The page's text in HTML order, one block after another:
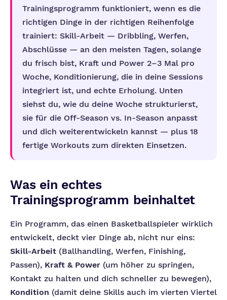
Trainingsprogramm funktioniert, wenn es die
richtigen Dinge in der richtigen Reihenfolge
trainiert: Skill-Arbeit — Dribbling, Werfen,
Abschlüsse — an den meisten Tagen, solange
du frisch bist, Kraft und Power 2–3 Mal pro
Woche, Konditionierung, die in deine Sessions
integriert ist, und echte Erholung. Unten
siehst du, wie du deine Woche strukturierst,
sie für die Off-Season vs. In-Season anpasst
und dich weiterentwickeln kannst — plus 18
fertige Workouts zum direkten Einsetzen.
Was ein echtes
Trainingsprogramm beinhaltet
Ein Programm, das einen Basketballspieler wirklich
entwickelt, deckt vier Dinge ab, nicht nur eins:
Skill-Arbeit (Ballhandling, Werfen, Finishing,
Passen), Kraft & Power (um höher zu springen,
Kontakt zu halten und dich schneller zu bewegen),
Kondition (damit deine Skills auch im vierten Viertel